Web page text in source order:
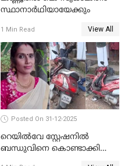
സ്ഥാനാർഥിയായേക്കും
1 Min Read View All
Posted On 31-12-2025
റെയിൽവേ സ്റ്റേഷനിൽ
ബന്ധുവിനെ കൊണ്ടാക്കി